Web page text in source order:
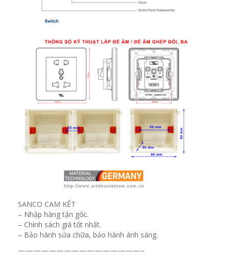
SANCO CAM KẾT
– Nhập hàng tận gốc.
– Chính sách giá tốt nhất.
– Bảo hành sửa chữa, bảo hành ánh sáng.
————————————————–